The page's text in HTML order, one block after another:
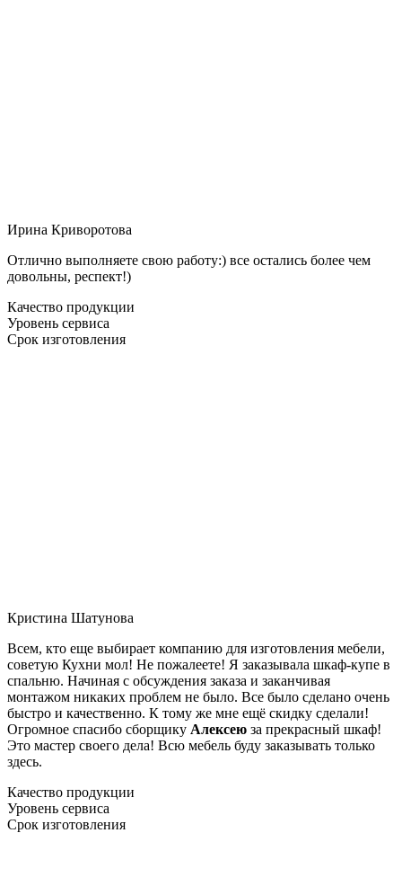
Ирина Криворотова
Отлично выполняете свою работу:) все остались более чем
довольны, респект!)
Качество продукции
Уровень сервиса
Срок изготовления
Кристина Шатунова
Всем, кто еще выбирает компанию для изготовления мебели,
советую Кухни мол! Не пожалеете! Я заказывала шкаф-купе в
спальню. Начиная с обсуждения заказа и заканчивая
монтажом никаких проблем не было. Все было сделано очень
быстро и качественно. К тому же мне ещё скидку сделали!
Огромное спасибо сборщику Алексею за прекрасный шкаф!
Это мастер своего дела! Всю мебель буду заказывать только
здесь.
Качество продукции
Уровень сервиса
Срок изготовления